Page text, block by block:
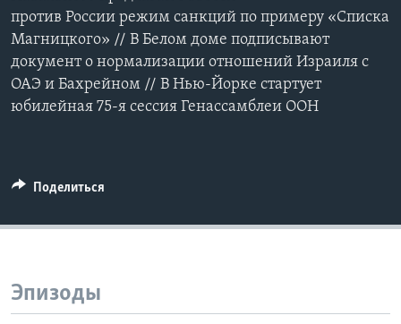
против России режим санкций по примеру «Списка
Магницкого» // В Белом доме подписывают
документ о нормализации отношений Израиля с
ОАЭ и Бахрейном // В Нью-Йорке стартует
юбилейная 75-я сессия Генассамблеи ООН
Поделиться
Эпизоды